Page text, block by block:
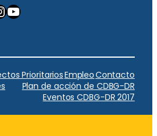
YouTube
PrioritariosEmpleoContacto
Plan de acción de CDBG-DR
Eventos CDBG-DR 2017